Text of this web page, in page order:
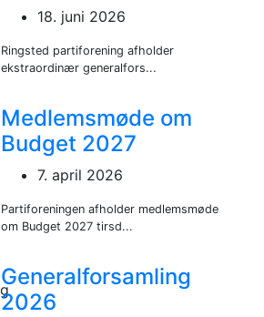
18. juni 2026
Ringsted partiforening afholder
ekstraordinær generalfors...
Medlemsmøde om
Budget 2027
7. april 2026
Partiforeningen afholder medlemsmøde
om Budget 2027 tirsd...
Generalforsamling
2026